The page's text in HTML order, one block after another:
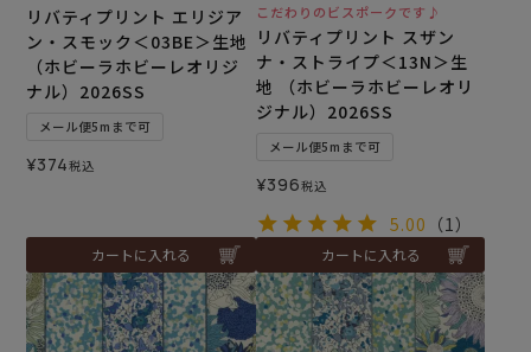
リバティプリント エリジア
ン・スモック＜03BE＞生地
（ホビーラホビーレオリジ
ナル）2026SS
メール便5mまで可
¥374税込
カートに入れる
こだわりのビスポークです♪
リバティプリント スザン
ナ・ストライプ＜13N＞生
地 （ホビーラホビーレオリ
ジナル）2026SS
メール便5mまで可
¥396税込
5.00 （1）
カートに入れる